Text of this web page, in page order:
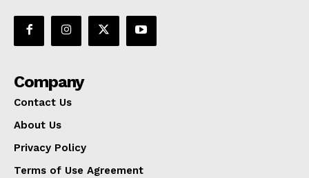
Company
Contact Us
About Us
Privacy Policy
Terms of Use Agreement